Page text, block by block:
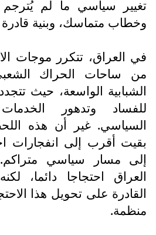
تغيير سياسي ما لم
وخطاب متماسك، وبنية
في العراق، تتكرر موجات
من ساحات الحراك
الشبابية الواسعة، حيث
للفساد وتدهور
السياسي. غير أن هذه
بقيت أقرب إلى انفجارات
إلى مسار سياسي
العراق احتجاجا دائما،
القادرة على تحويل هذا
منظمة.